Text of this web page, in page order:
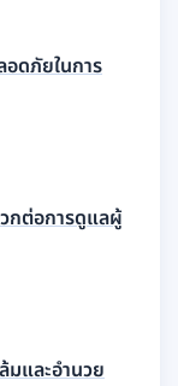
ดภัยในการ
กต่อการดูแลผู้
มและอำนวย